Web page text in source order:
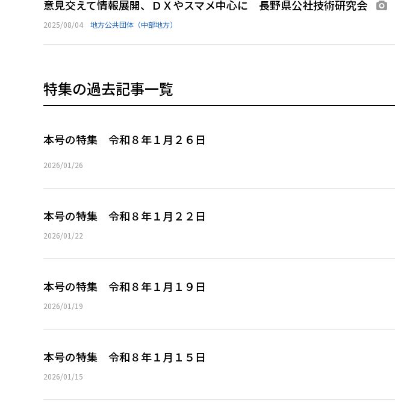
意見交えて情報展開、ＤＸやスマメ中心に 長野県公社技術研究会
2025/08/04 地方公共団体（中部地方）
特集の過去記事一覧
本号の特集 令和８年１月２６日
2026/01/26
本号の特集 令和８年１月２２日
2026/01/22
本号の特集 令和８年１月１９日
2026/01/19
本号の特集 令和８年１月１５日
2026/01/15